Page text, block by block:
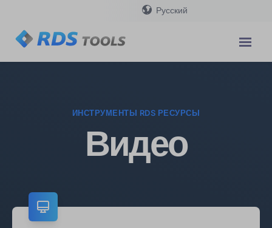
Русский
ИНСТРУМЕНТЫ RDS РЕСУРСЫ
Видео